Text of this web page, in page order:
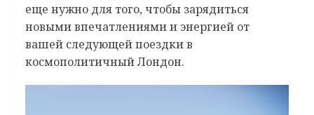
еще нужно для того, чтобы зарядиться
новыми впечатлениями и энергией от
вашей следующей поездки в
космополитичный Лондон.